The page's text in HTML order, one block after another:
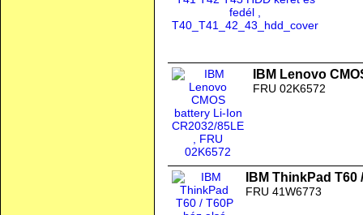
IBM Lenovo
FRU 02K6572
IBM ThinkPad
FRU 41W6773